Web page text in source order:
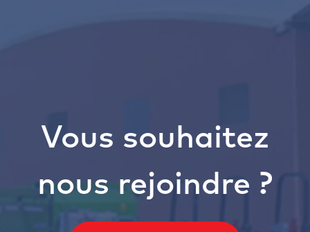
Vous souhaitez
nous rejoindre ?